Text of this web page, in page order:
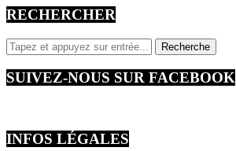
RECHERCHER
SUIVEZ-NOUS SUR FACEBOOK
INFOS LÉGALES